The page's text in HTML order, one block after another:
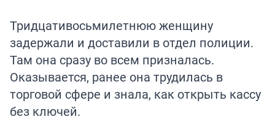
Тридцативосьмилетнюю женщину
задержали и доставили в отдел полиции.
Там она сразу во всем призналась.
Оказывается, ранее она трудилась в
торговой сфере и знала, как открыть кассу
без ключей.